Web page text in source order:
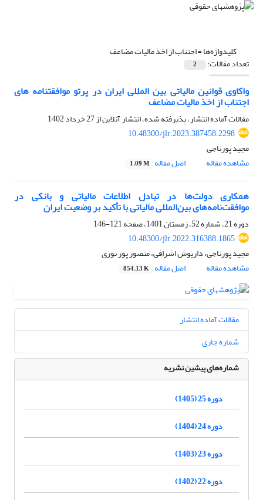
کلیدواژه‌ها =اجتناب از اخذ مالیات مضاعف
تعداد مقالات: 2
واکاوی قوانین مالیاتی بین المللی ایران در پرتو موافقتنامه های
اجتناب از اخذ مالیات مضاعف
مقالات آماده انتشار، پذیرفته شده، انتشار آنلاین از27 خرداد 1402
10.48300/jlr.2023.387458.2298
مجید پورناجی
مشاهده مقاله
اصل مقاله 1.09 M
همکاری دولت‌ها در تبادل اطلاعات مالیاتی و بانکی در
موافقت‌نامه‌های بین‌المللی مالیاتی با تأکید بر وضعیت ایران
دوره 21، شماره 52، زمستان 1401، صفحه
121-146
10.48300/jlr.2022.316388.1865
مجید پورناجی، داریوش اشرافی، منصور پور نوری
مشاهده مقاله
اصل مقاله 854.13 K
مقالات آماده انتشار
شماره جاری
شماره‌های پیشین نشریه
دوره 25 (1405)
دوره 24 (1404)
دوره 23 (1403)
دوره 22 (1402)